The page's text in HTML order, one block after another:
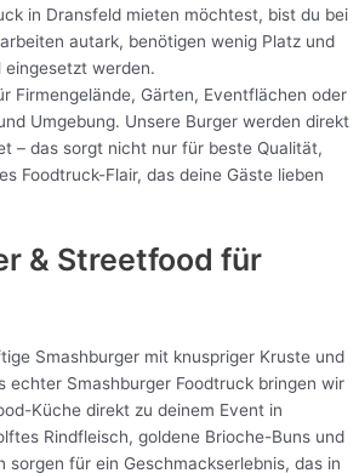
in Dransfeld mieten möchtest, bist du bei
autark, benötigen wenig Platz und
eingesetzt werden.
Firmengelände, Gärten, Eventflächen oder
Umgebung. Unsere Burger werden direkt
– das sorgt nicht nur für beste Qualität,
Foodtruck-Flair, das deine Gäste lieben
& Streetfood für
Smashburger mit knuspriger Kruste und
echter Smashburger Foodtruck bringen wir
Küche direkt zu deinem Event in
Rindfleisch, goldene Brioche-Buns und
sorgen für ein Geschmackserlebnis, das in